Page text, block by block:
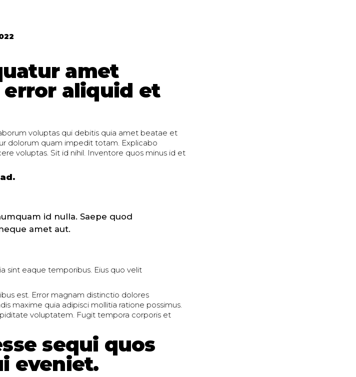
amet
aliquid et
voluptas qui debitis quia amet beatae et
dolorum quam impedit totam. Explicabo
voluptas. Sit id nihil. Inventore quos minus id et
id nulla. Saepe quod
amet aut.
sint eaque temporibus. Eius quo velit
est. Error magnam distinctio dolores
maxime quia adipisci mollitia ratione possimus.
voluptatem. Fugit tempora corporis et
sequi quos
eveniet.